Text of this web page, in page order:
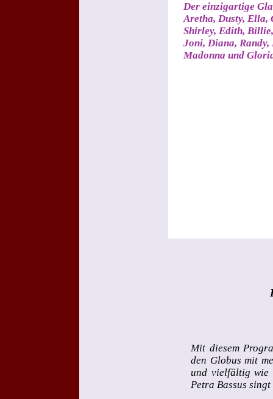
Der einzigartige
Aretha, Dusty,
Shirley, Edith,
Joni, Diana,
Madonna und
Mit diesem
den Globus mit
und vielfältig wie
Petra Bassus